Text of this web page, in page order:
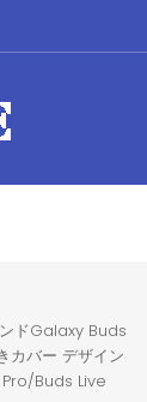
ドGalaxy Buds
カバー デザイン
Buds Live